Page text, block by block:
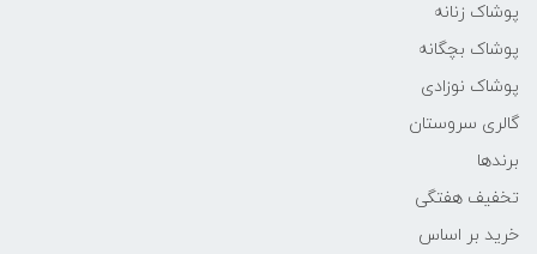
پوشاک زنانه
پوشاک بچگانه
پوشاک نوزادی
گالری سروستان
برندها
تخفیف هفتگی
خرید بر اساس